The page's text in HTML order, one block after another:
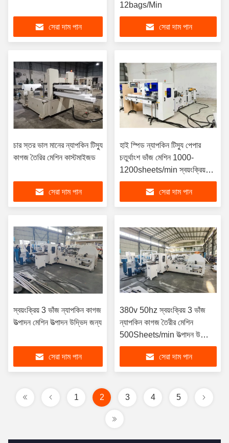
সেরা দাম পান
12bags/Min
সেরা দাম পান
চার স্তর ভাল মানের ন্যাপকিন টিস্যু
কাগজ তৈরির মেশিন কাস্টমাইজড
সেরা দাম পান
হাই স্পিড ন্যাপকিন টিস্যু পেপার
চতুর্থাংশ ভাঁজ মেশিন 1000-
1200sheets/min স্বয়ংক্রিয়
স্থানান্তর সঙ্গে
সেরা দাম পান
স্বয়ংক্রিয় 3 ভাঁজ ন্যাপকিন কাগজ
উত্পাদন মেশিন উত্পাদন উদ্ভিদ জন্য
সেরা দাম পান
380v 50hz স্বয়ংক্রিয় 3 ভাঁজ
ন্যাপকিন কাগজ তৈরীর মেশিন
500Sheets/min উত্পাদন উদ্ভিদ
জন্য
সেরা দাম পান
1 2 3 4 5